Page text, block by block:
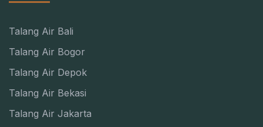
Talang Air Bali
Talang Air Bogor
Talang Air Depok
Talang Air Bekasi
Talang Air Jakarta